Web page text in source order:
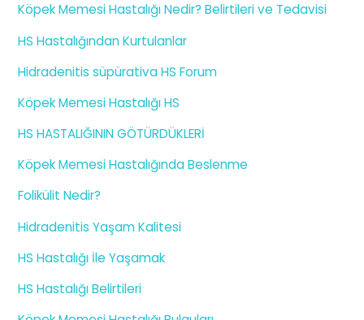
Köpek Memesi Hastalığı Nedir? Belirtileri ve Tedavisi
HS Hastalığından Kurtulanlar
Hidradenitis süpürativa HS Forum
Köpek Memesi Hastalığı HS
HS HASTALIĞININ GÖTÜRDÜKLERİ
Köpek Memesi Hastalığında Beslenme
Folikülit Nedir?
Hidradenitis Yaşam Kalitesi
HS Hastalığı İle Yaşamak
HS Hastalığı Belirtileri